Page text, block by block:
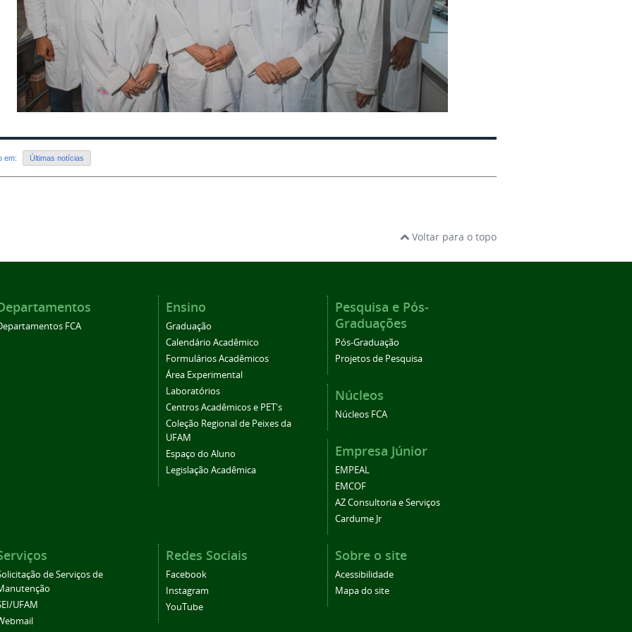
em: Últimas notícias
Voltar para o topo
FCA
Ensino
Graduação
Calendário Acadêmico
Formulários Acadêmicos
Área Experimental
Laboratórios
Centros Acadêmicos e PET's
Coleção Regional de Peixes da
UFAM
Espaço do Aluno
Legislação Acadêmica
Pesquisa e Pós-
Graduações
Pós-Graduação
Projetos de Pesquisa
Núcleos
Núcleos FCA
Empresa Júnior
EMPEAL
EMCOF
AZ Consultoria e Serviços
Cardume Jr
de Serviços de
UFAM
Redes Sociais
Facebook
Instagram
YouTube
Sobre o site
Acessibilidade
Mapa do site